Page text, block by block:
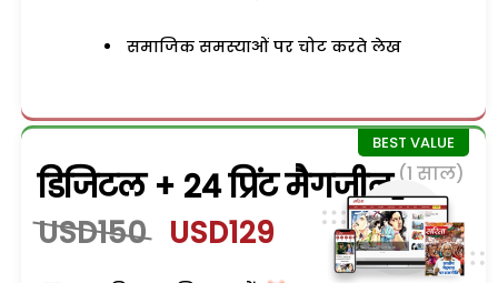
समाजिक समस्याओं पर चोट करते लेख
डिजिटल + 24 प्रिंट मैगजीन (1 साल)
USD150 USD129